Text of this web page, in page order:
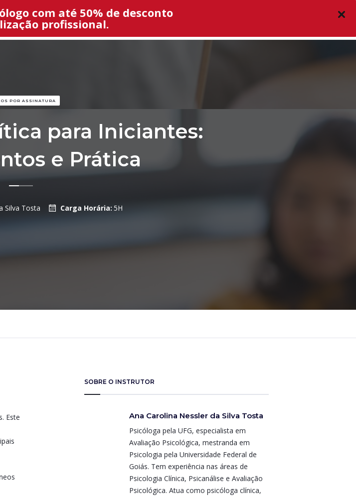
com até 50% de desconto
profissional.
HOME
POR ASSINATURA
para Iniciantes:
e Prática
Silva Tosta Carga Horária: 5H
Este
SOBRE O INSTRUTOR
Ana Carolina Nessler da Silva Tosta
Psicóloga pela UFG, especialista em
Avaliação Psicológica, mestranda em
Psicologia pela Universidade Federal de
Goiás. Tem experiência nas áreas de
Psicologia Clínica, Psicanálise e Avaliação
Psicológica. Atua como psicóloga clínica,